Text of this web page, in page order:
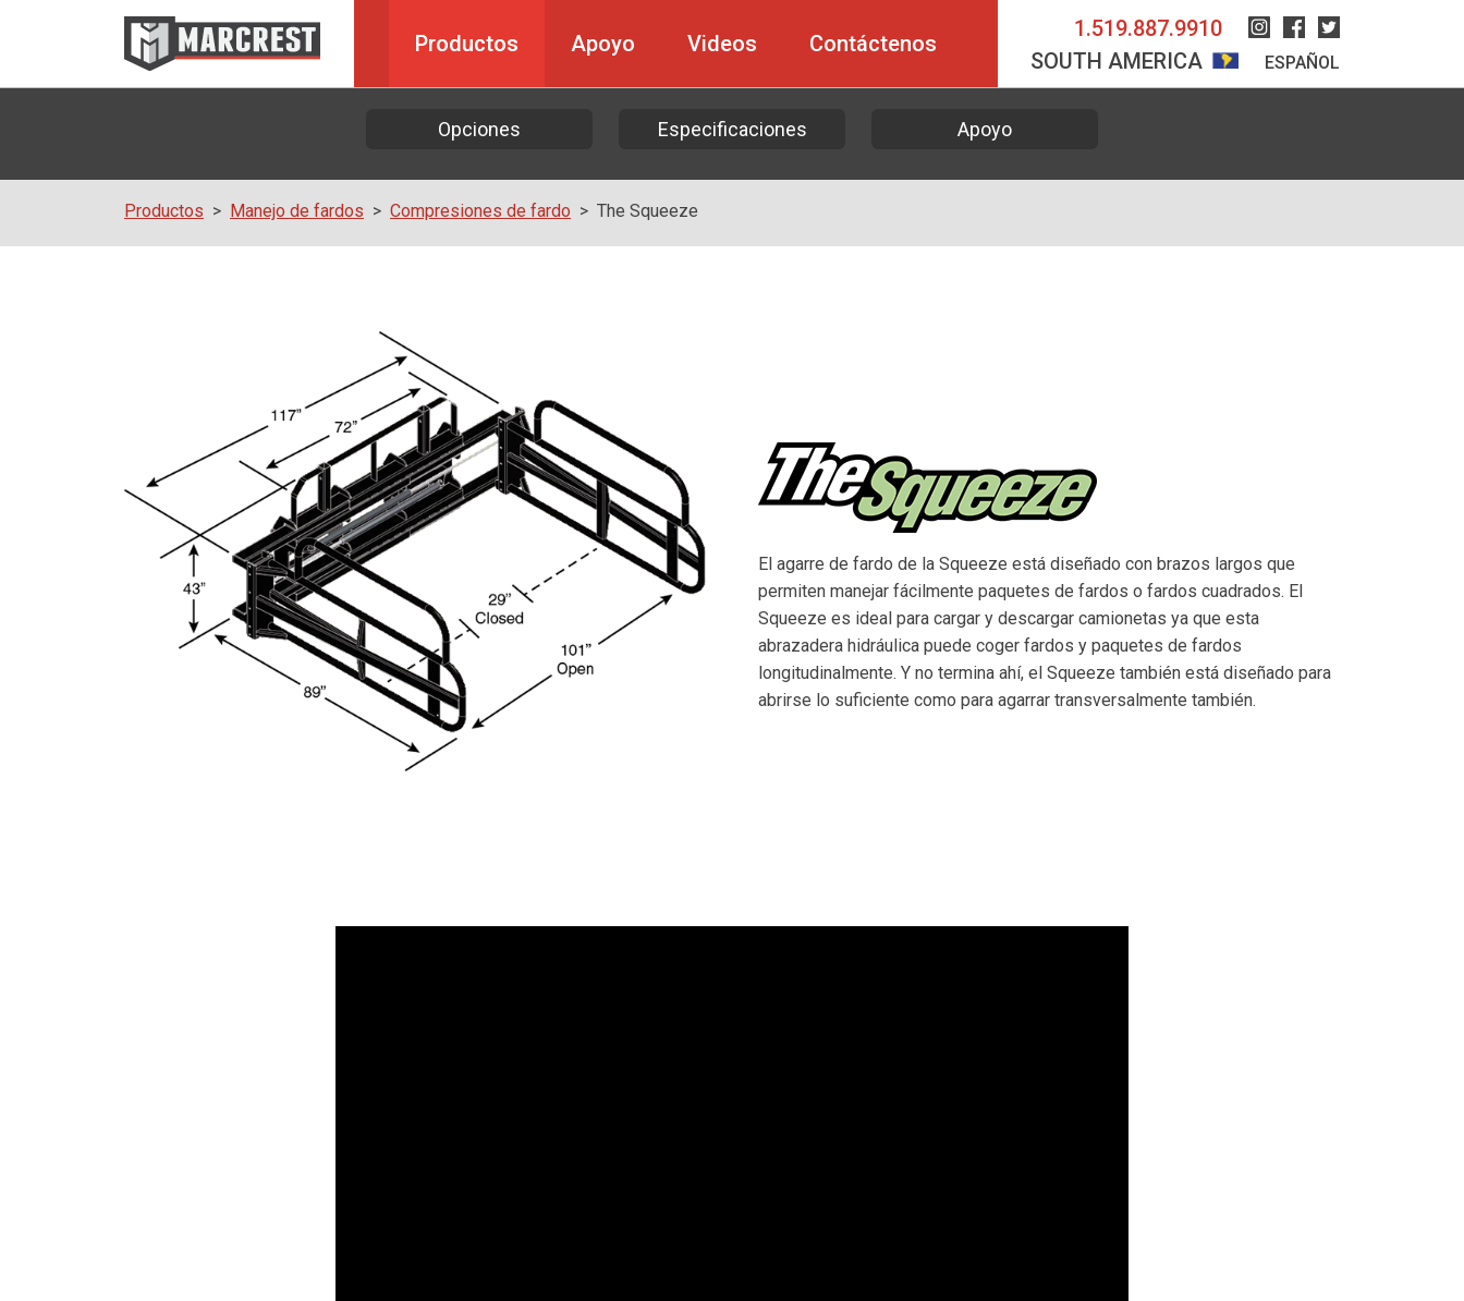
Productos Apoyo Videos Contáctenos
1.519.887.9910 Instagram
Facebook
Twitter
SOUTH AMERICA ESPAÑOL
Opciones Especificaciones Apoyo
Productos Manejo de fardos Compresiones de fardo The Squeeze
El agarre de fardo de la Squeeze está diseñado con brazos largos que
permiten manejar fácilmente paquetes de fardos o fardos cuadrados. El
Squeeze es ideal para cargar y descargar camionetas ya que esta
abrazadera hidráulica puede coger fardos y paquetes de fardos
longitudinalmente. Y no termina ahí, el Squeeze también está diseñado para
abrirse lo suficiente como para agarrar transversalmente también.